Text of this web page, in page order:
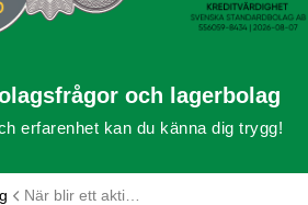
och lagerbolag
erfarenhet kan du känna dig trygg!
När blir ett aktiebolag formellt sett bildat?